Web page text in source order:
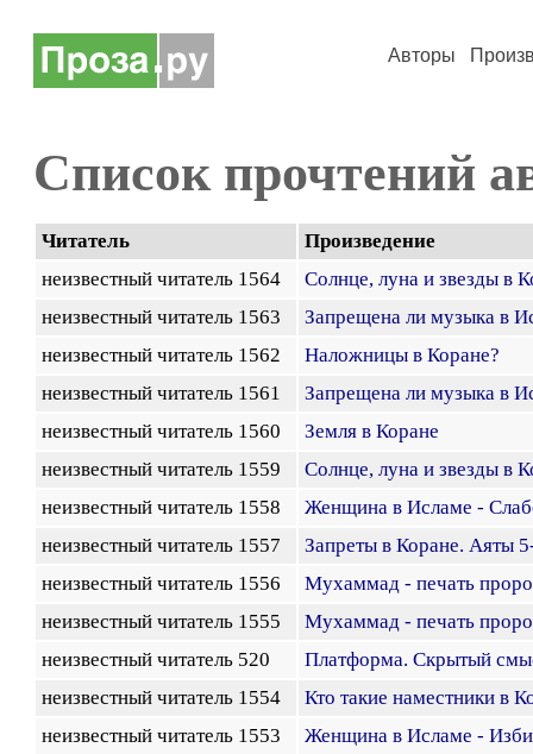
Авторы
Список прочтений
Читатель
Произведение
неизвестный читатель 1564
Солнце, луна и звезды в
неизвестный читатель 1563
Запрещена ли музыка в
неизвестный читатель 1562
Наложницы в Коране?
неизвестный читатель 1561
Запрещена ли музыка в
неизвестный читатель 1560
Земля в Коране
неизвестный читатель 1559
Солнце, луна и звезды в
неизвестный читатель 1558
Женщина в Исламе -
неизвестный читатель 1557
Запреты в Коране. Аяты
неизвестный читатель 1556
Мухаммад - печать
неизвестный читатель 1555
Мухаммад - печать
неизвестный читатель 520
Платформа. Скрытый
неизвестный читатель 1554
Кто такие наместники в
неизвестный читатель 1553
Женщина в Исламе -